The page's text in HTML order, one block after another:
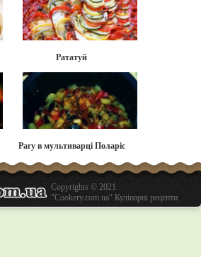
Рататуй
Рагу в мультиварці Поларіс
Copyrights © 2021.
"Cookery.com.ua" Кулінарні рецепти